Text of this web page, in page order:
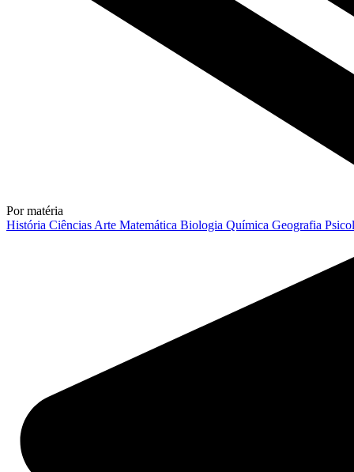
Por matéria
História Ciências Arte Matemática Biologia Química Geografia